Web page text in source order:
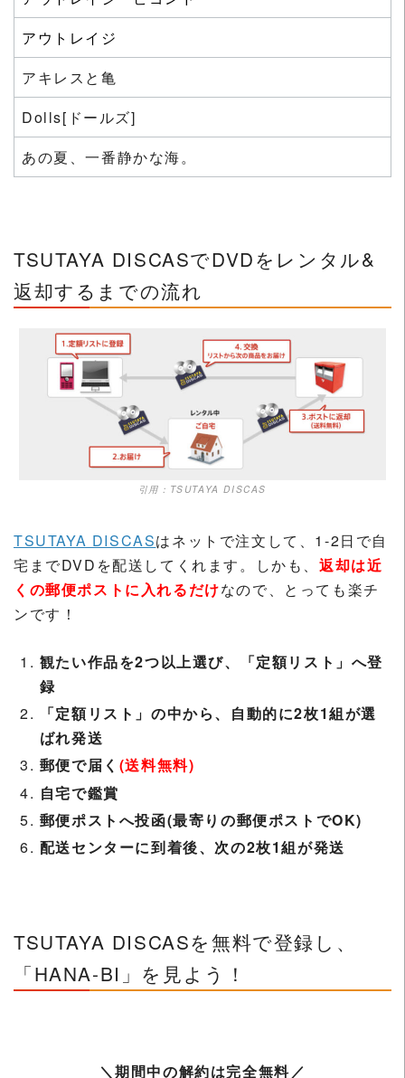
アウトレイジ
アキレスと亀
Dolls[ドールズ]
あの夏、一番静かな海。
TSUTAYA DISCASでDVDをレンタル&
返却するまでの流れ
引用：TSUTAYA DISCAS
TSUTAYA DISCASはネットで注文して、1-2日で自
宅までDVDを配送してくれます。しかも、返却は近
くの郵便ポストに入れるだけなので、とっても楽チ
ンです！
観たい作品を2つ以上選び、「定額リスト」へ登
録
「定額リスト」の中から、自動的に2枚1組が選
ばれ発送
郵便で届く (送料無料)
自宅で鑑賞
郵便ポストへ投函(最寄りの郵便ポストでOK)
配送センターに到着後、次の2枚1組が発送
TSUTAYA DISCASを無料で登録し、
「HANA-BI」を見よう！
＼期間中の解約は完全無料／